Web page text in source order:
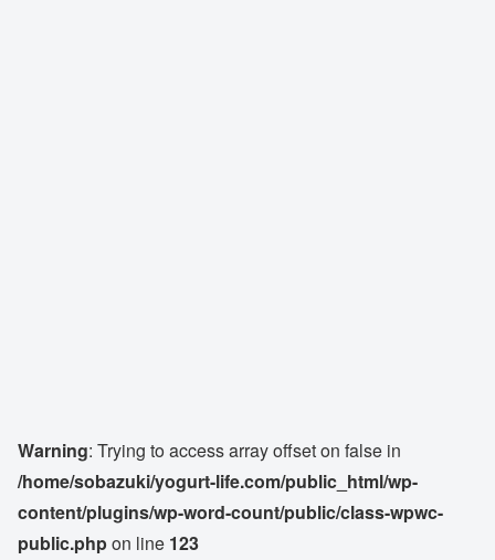
Warning: Trying to access array offset on false in
/home/sobazuki/yogurt-life.com/public_html/wp-
content/plugins/wp-word-count/public/class-wpwc-
public.phpon line 123